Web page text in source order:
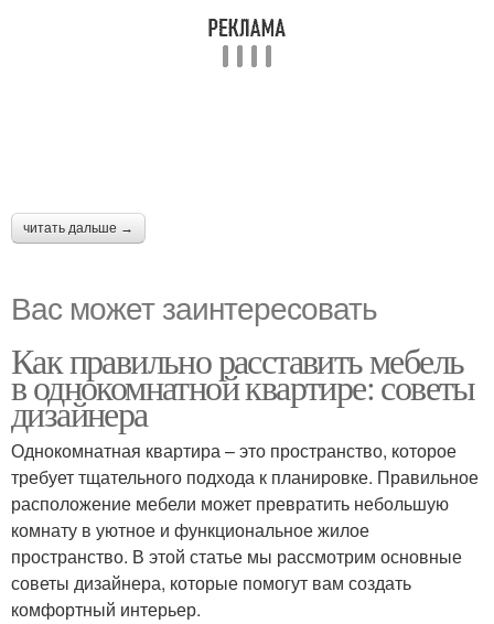
читать дальше →
Вас может заинтересовать
Как правильно расставить мебель
в однокомнатной квартире: советы
дизайнера
Однокомнатная квартира – это пространство, которое
требует тщательного подхода к планировке. Правильное
расположение мебели может превратить небольшую
комнату в уютное и функциональное жилое
пространство. В этой статье мы рассмотрим основные
советы дизайнера, которые помогут вам создать
комфортный интерьер.